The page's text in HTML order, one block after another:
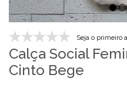
Seja o primeiro
Calça Social
Cinto Bege